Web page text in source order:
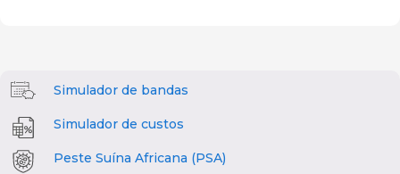
Simulador de bandas
Simulador de custos
Peste Suína Africana (PSA)